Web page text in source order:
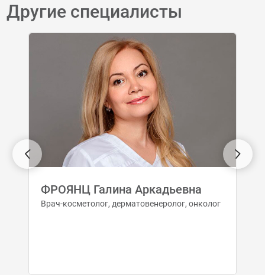
Другие специалисты
ФРОЯНЦ Галина Аркадьевна
Врач-косметолог, дерматовенеролог, онколог